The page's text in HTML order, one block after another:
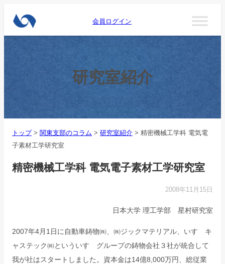
会員ログイン
研究室紹介
トップ> 関東支部のコラム > 研究室紹介 > 精密機械工学科 電気電
子素材工学研究室
精密機械工学科 電気電子素材工学研究室
2008年11月15日
日本大学 理工学部 星村研究室
2007年4月1日に自動車鋳物㈱、㈱ジックマテリアル、いすゞキ
ャステック㈱といういすゞグループの鋳物会社３社が統合して
我が社はスタートしました。資本金は14億8,000万円、総従業